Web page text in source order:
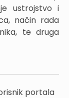
ustrojstvo i
način rada
te druga
portala